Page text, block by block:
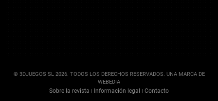
© 3DJUEGOS SL 2026. TODOS LOS DERECHOS RESERVADOS. UNA MARCA DE
WEBEDIA
Sobre la revista | Información legal | Contacto